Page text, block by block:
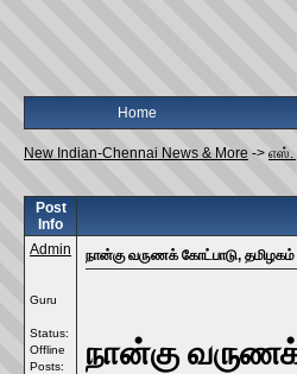
Home
New Indian-Chennai News & More -> எஸ்.
Post
Info
Admin
Guru
Status:
Offline
Posts:
நான்கு வருணக் கோட்பாடு, தமிழகம்
நான்கு வருணக்